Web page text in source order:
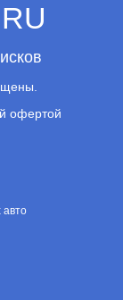
офертой
авто